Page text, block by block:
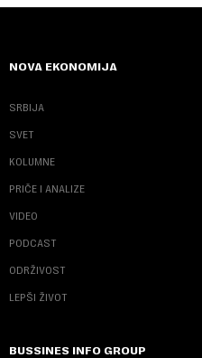
NOVA EKONOMIJA
SRBIJA
SVET
KOLUMNE
PRIČE I ANALIZE
VIDEO
PODCAST
ODRŽIVOST
LEPŠI ŽIVOT
BUSSINES INFO GROUP